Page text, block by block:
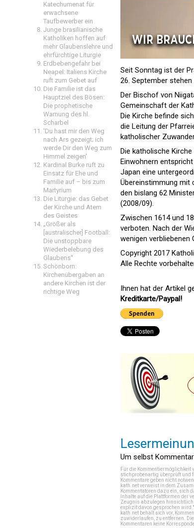
Katechumenat für
erwachsene
Taufbewerber ein
Junge brasilianische
Katholiken hoffen auf
mehr Glaubenslehre und
ehrfürchtige Liturgie
Erdbebengefahr bei
Neapel: Italiens Kirche
ruft zum Gebet auf
Die Familie ist das
Hauptziel des Bösen:
Die prophetische
Warnung des hl.
Scharbel
'Du hast mir den Weg
nach Ars gezeigt; ich
werde Dir den Weg zum
Himmel zeigen'
Kardinal Burke ruft zu
Einsatz für Ehe und
Familie auf – bis zum
Martyrium
Die Liturgie: das Gebet
der Kirche und Atem
des Geistes
„Größer als
[australischer] Football:
Die unstoppbare
Wiederbelebung des
Glaubens“
Schönborn:
Kirchenübergaben an
andere Kirchen ist der
richtige Weg
Seit Sonntag ist der
26. September
Der Bischof von
Gemeinschaft der
Die Kirche befinde
die Leitung der
katholischer
Die katholische
Einwohnern
Japan eine
Übereinstimmung mit
den bislang 62
(2008/09).
Zwischen 1614 und
verboten. Nach der
wenigen
Copyright 2017
Alle Rechte
Ihnen hat der Artikel
Kreditkarte/Paypal!
Um selbst
Für die Kommentiermöglichkeit
stichprobenartig überprüft und
Kommentare geben nicht
kath.net verweist in dem
Kommentatoren dazu ein, sich
Inhalte auf die Plattformen der
Zeugnis abzulegen hinsichtlich
explizit davon gesprochen
kath.net behält sich vor,
zuwiderlaufen, zu entfernen.
Kommentaren keine